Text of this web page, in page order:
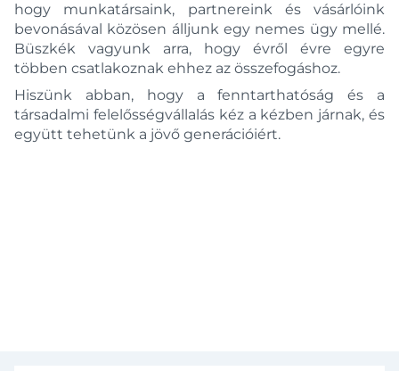
hogy munkatársaink, partnereink és vásárlóink
bevonásával közösen álljunk egy nemes ügy mellé.
Büszkék vagyunk arra, hogy évről évre egyre
többen csatlakoznak ehhez az összefogáshoz.
Hiszünk abban, hogy a fenntarthatóság és a
társadalmi felelősségvállalás kéz a kézben járnak, és
együtt tehetünk a jövő generációiért.